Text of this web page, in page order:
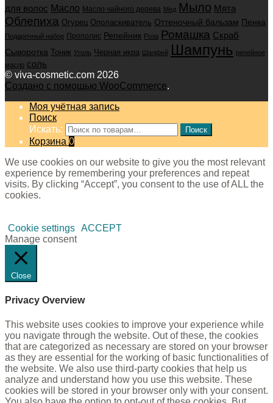
для волос Масло Масло чайного дерева Мед Мыло Мята
Облепиха Огурец Ополаскиватель Оттеночный бальзам Пенка
Подарочный набор Прополис Репейник Роза Ромашка Скраб
Сыворотка Тоник Уголь Черная икра Шалфей Шампунь репейное
масло соль
© viva-cosmetic.com 2026
Создано с помощью WooCommerce.
Моя учётная запись
Поиск
Искать:
Поиск
Корзина 0
We use cookies on our website to give you the most relevant
experience by remembering your preferences and repeat
visits. By clicking “Accept”, you consent to the use of ALL the
cookies.
Cookie settings ACCEPT
Manage consent
Close
Privacy Overview
This website uses cookies to improve your experience while
you navigate through the website. Out of these, the cookies
that are categorized as necessary are stored on your browser
as they are essential for the working of basic functionalities of
the website. We also use third-party cookies that help us
analyze and understand how you use this website. These
cookies will be stored in your browser only with your consent.